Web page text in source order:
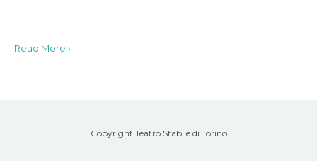
Read More ›
Copyright Teatro Stabile di Torino